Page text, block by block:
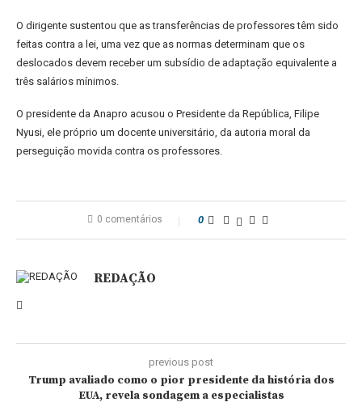
O dirigente sustentou que as transferências de professores têm sido
feitas contra a lei, uma vez que as normas determinam que os
deslocados devem receber um subsídio de adaptação equivalente a
três salários mínimos.
O presidente da Anapro acusou o Presidente da República, Filipe
Nyusi, ele próprio um docente universitário, da autoria moral da
perseguição movida contra os professores.
0 comentários 0
REDAÇÃO
previous post
Trump avaliado como o pior presidente da história dos
EUA, revela sondagem a especialistas